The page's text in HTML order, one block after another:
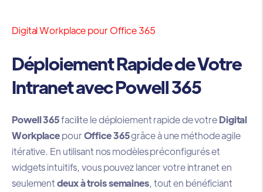
Digital Workplace pour Office 365
Déploiement Rapide de Votre
Intranet avec Powell 365
Powell 365facilite le déploiement rapide de votreDigital
WorkplacepourOffice 365grâce à une méthode agile
itérative. En utilisant nos modèles préconfigurés et
widgets intuitifs, vous pouvez lancer votre intranet en
seulementdeux à trois semaines, tout en bénéficiant